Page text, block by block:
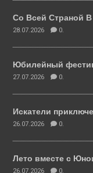
Со Всей Страной
28.07.2026 0.
Юбилейный
27.07.2026 0.
Искатели
26.07.2026 0.
Лето вместе с
26.07.2026 0.